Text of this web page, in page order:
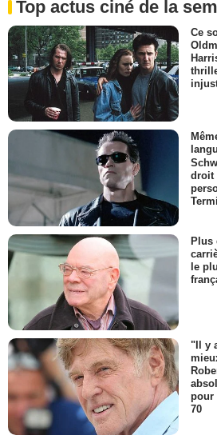
Top actus ciné de la
Ce
droit
Plus
le
"Il y
pour
70